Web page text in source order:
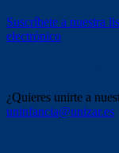
Suscríbete a nuestra
electrónico
¿Quieres unirte a
uninfancia@unizar.es